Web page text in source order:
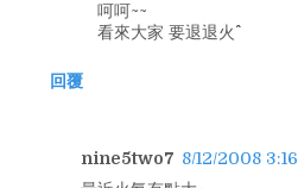
呵呵~~
看來大家 要退退火^^
回覆
nine5two7 8/12/2008